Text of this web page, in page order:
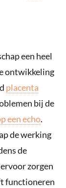
een heel
ontwikkeling
placenta
bij de
een echo.
de werking
de
zorgen
functioneren